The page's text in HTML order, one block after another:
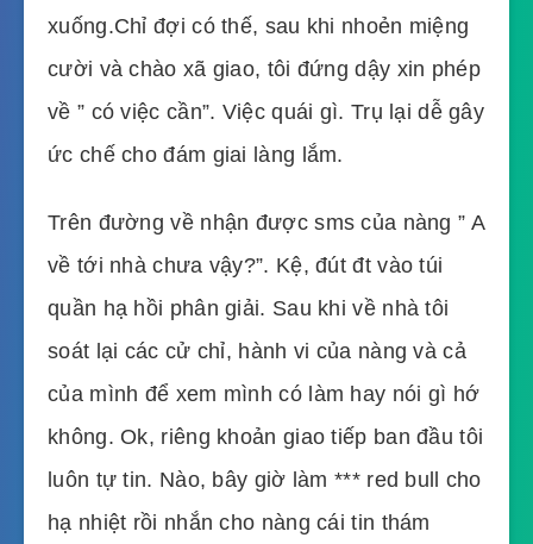
xuống.Chỉ đợi có thế, sau khi nhoẻn miệng
cười và chào xã giao, tôi đứng dậy xin phép
về ” có việc cần”. Việc quái gì. Trụ lại dễ gây
ức chế cho đám giai làng lắm.
Trên đường về nhận được sms của nàng ” A
về tới nhà chưa vậy?”. Kệ, đút đt vào túi
quần hạ hồi phân giải. Sau khi về nhà tôi
soát lại các cử chỉ, hành vi của nàng và cả
của mình để xem mình có làm hay nói gì hớ
không. Ok, riêng khoản giao tiếp ban đầu tôi
luôn tự tin. Nào, bây giờ làm *** red bull cho
hạ nhiệt rồi nhắn cho nàng cái tin thám